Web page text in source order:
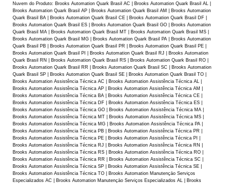
Nuvem do Produto: Brooks Automation Quark Brasil AC | Brooks Automation Quark Brasil AL |
Brooks Automation Quark Brasil AP | Brooks Automation Quark Brasil AM | Brooks Automation
Quark Brasil BA | Brooks Automation Quark Brasil CE | Brooks Automation Quark Brasil DF |
Brooks Automation Quark Brasil ES | Brooks Automation Quark Brasil GO | Brooks Automation
Quark Brasil MA | Brooks Automation Quark Brasil MT | Brooks Automation Quark Brasil MS |
Brooks Automation Quark Brasil MG | Brooks Automation Quark Brasil PA | Brooks Automation
Quark Brasil PB | Brooks Automation Quark Brasil PR | Brooks Automation Quark Brasil PE |
Brooks Automation Quark Brasil PI | Brooks Automation Quark Brasil RJ | Brooks Automation
Quark Brasil RN | Brooks Automation Quark Brasil RS | Brooks Automation Quark Brasil RO |
Brooks Automation Quark Brasil RR | Brooks Automation Quark Brasil SC | Brooks Automation
Quark Brasil SP | Brooks Automation Quark Brasil SE | Brooks Automation Quark Brasil TO |
Brooks Automation Assistência Técnica AC | Brooks Automation Assistência Técnica AL |
Brooks Automation Assistência Técnica AP | Brooks Automation Assistência Técnica AM |
Brooks Automation Assistência Técnica BA | Brooks Automation Assistência Técnica CE |
Brooks Automation Assistência Técnica DF | Brooks Automation Assistência Técnica ES |
Brooks Automation Assistência Técnica GO | Brooks Automation Assistência Técnica MA |
Brooks Automation Assistência Técnica MT | Brooks Automation Assistência Técnica MS |
Brooks Automation Assistência Técnica MG | Brooks Automation Assistência Técnica PA |
Brooks Automation Assistência Técnica PB | Brooks Automation Assistência Técnica PR |
Brooks Automation Assistência Técnica PE | Brooks Automation Assistência Técnica PI |
Brooks Automation Assistência Técnica RJ | Brooks Automation Assistência Técnica RN |
Brooks Automation Assistência Técnica RS | Brooks Automation Assistência Técnica RO |
Brooks Automation Assistência Técnica RR | Brooks Automation Assistência Técnica SC |
Brooks Automation Assistência Técnica SP | Brooks Automation Assistência Técnica SE |
Brooks Automation Assistência Técnica TO | Brooks Automation Manutençāo Serviços
Especializados AC | Brooks Automation Manutençāo Serviços Especializados AL | Brooks